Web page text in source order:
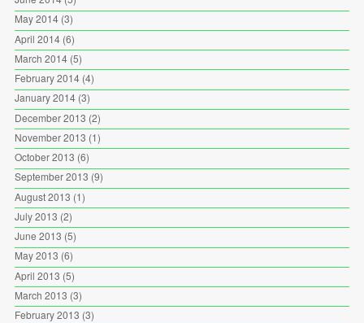
May 2014(3)
April 2014(6)
March 2014(5)
February 2014(4)
January 2014(3)
December 2013 (2)
November 2013 (1)
October 2013 (6)
September 2013 (9)
August 2013 (1)
July 2013 (2)
June 2013 (5)
May 2013 (6)
April 2013 (5)
March 2013 (3)
February 2013 (3)